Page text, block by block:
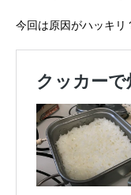
今回は原因がハッキリ